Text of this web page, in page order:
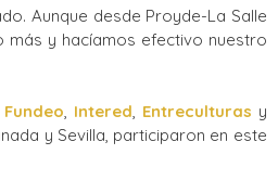
Aunque desde Proyde-La Salle
y hacíamos efectivo nuestro
Fundeo, Intered, Entreculturas y
y Sevilla, participaron en este